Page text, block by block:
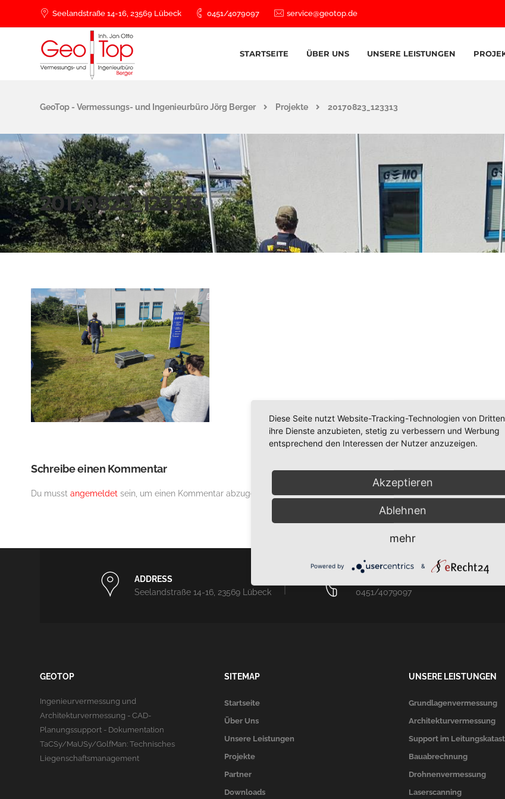
Seelandstraße 14-16, 23569 Lübeck 0451/4079097 service@geotop.de
STARTSEITE ÜBER UNS UNSERE LEISTUNGEN
GeoTop - Vermessungs- und Ingenieurbüro Jörg Berger Projekte 20170823_123313
20170823_123313
Schreibe einen Kommentar
Du musst angemeldet sein, um einen Kommentar abzugeben.
ADDRESS
Seelandstraße 14-16, 23569 Lübeck
0451/4079097
GEOTOP
Ingenieurvermessung und
Architekturvermessung - CAD-
Planungssupport - Dokumentation
TaCSy/MaUSy/GolfMan: Technisches
Liegenschaftsmanagement
SITEMAP
Startseite
Über Uns
Unsere Leistungen
Projekte
Partner
Downloads
UNSERE LEISTUNGEN
Grundlagenvermessung
Architekturvermessung
Support im
Bauabrechnung
Drohnenvermessung
Laserscanning
Diese Seite nutzt Website-Tracking-Technologien von
ihre Dienste anzubieten, stetig zu verbessern und Werbung
entsprechend den Interessen der Nutzer anzuzeigen.
Akzeptieren
Ablehnen
mehr
Powered by &